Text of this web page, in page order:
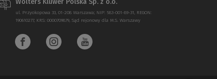
Wolters Kluwer Polska Sp. z o.o.
ul. Przyokopowa 33, 01-208 Warszawa; NIP: 583-001-89-31, REGON:
190610277, KRS: 0000709879, Sąd rejonowy dla M.S. Warszawy